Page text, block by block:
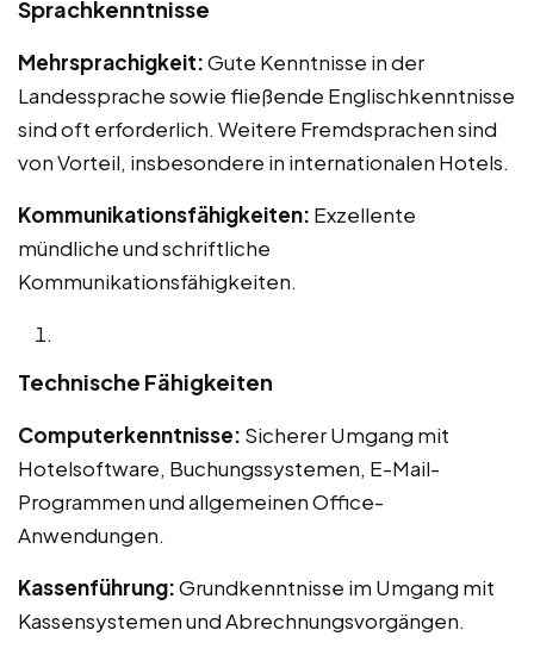
Sprachkenntnisse
Mehrsprachigkeit:Gute Kenntnisse in der
Landessprache sowie fließende Englischkenntnisse
sind oft erforderlich. Weitere Fremdsprachen sind
von Vorteil, insbesondere in internationalen Hotels.
Kommunikationsfähigkeiten: Exzellente
mündliche und schriftliche
Kommunikationsfähigkeiten.
Technische Fähigkeiten
Computerkenntnisse: Sicherer Umgang mit
Hotelsoftware, Buchungssystemen, E-Mail-
Programmen und allgemeinen Office-
Anwendungen.
Kassenführung:Grundkenntnisse im Umgang mit
Kassensystemen und Abrechnungsvorgängen.